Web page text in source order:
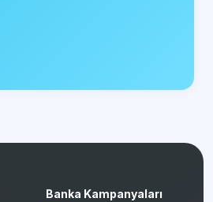
Banka Kampanyaları